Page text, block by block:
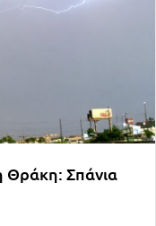
Θράκη: Σπάνια